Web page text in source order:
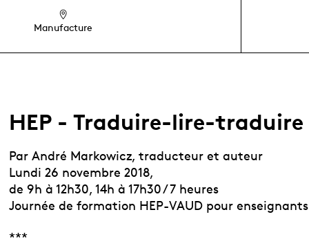
Manufacture
HEP - Traduire-lire-traduire
Par André Markowicz, traducteur et auteur
Lundi 26 novembre 2018,
de 9h à 12h30, 14h à 17h30 / 7 heures
Journée de formation HEP-VAUD pour enseignants
***